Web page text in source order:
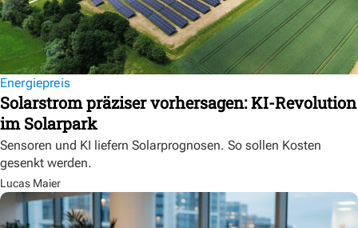
Energiepreis
Solarstrom präziser vorhersagen: KI-Revolution
im Solarpark
Sensoren und KI liefern Solarprognosen. So sollen Kosten
gesenkt werden.
Lucas Maier